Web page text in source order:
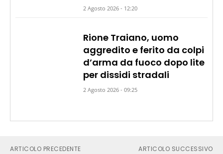
2 Agosto 2026 - 12:20
Rione Traiano, uomo
aggredito e ferito da colpi
d’arma da fuoco dopo lite
per dissidi stradali
2 Agosto 2026 - 09:25
ARTICOLO PRECEDENTE ARTICOLO SUCCESSIVO